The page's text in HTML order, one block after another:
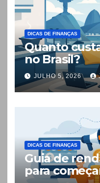
DICAS DE FINANÇAS
Quanto
no Brasil?
JULHO 5, 2026
DICAS DE FINANÇAS
Guia de
para